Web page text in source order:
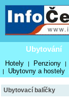
Ubytování
Hotely | Penziony |
| Ubytovny a hostely
Ubytovací balíčky